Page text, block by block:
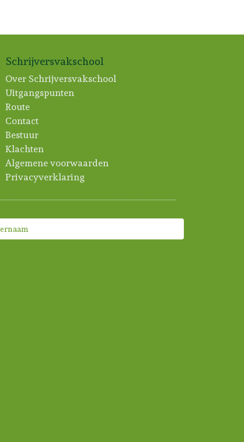
Schrijversvakschool
Over Schrijversvakschool
Uitgangspunten
Route
Contact
Bestuur
Klachten
Algemene voorwaarden
Privacyverklaring